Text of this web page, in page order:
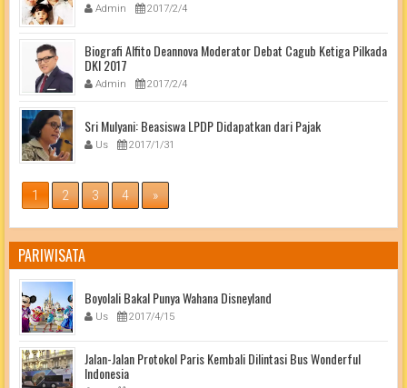
Admin 2017/2/4
Biografi Alfito Deannova Moderator Debat Cagub Ketiga Pilkada
DKI 2017
Admin 2017/2/4
Sri Mulyani: Beasiswa LPDP Didapatkan dari Pajak
Us 2017/1/31
1 2 3 4 »
PARIWISATA
Boyolali Bakal Punya Wahana Disneyland
Us 2017/4/15
Jalan-Jalan Protokol Paris Kembali Dilintasi Bus Wonderful
Indonesia